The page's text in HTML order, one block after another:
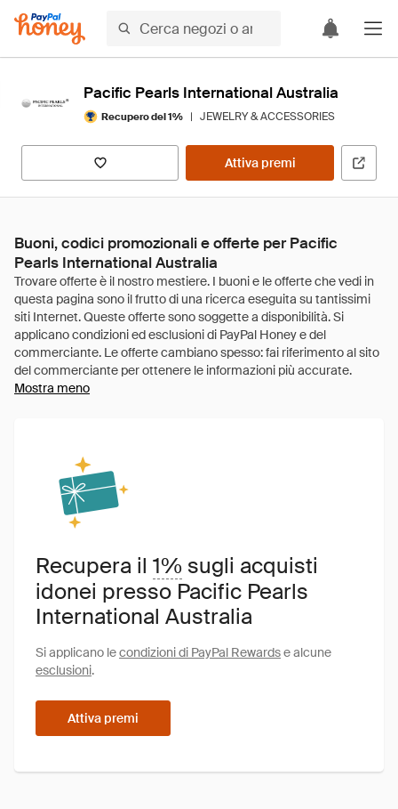
Pacific Pearls International Australia
Recupero del 1% | JEWELRY & ACCESSORIES
Attiva premi
Buoni, codici promozionali e offerte per Pacific
Pearls International Australia
Mostra meno
Recupera il 1% sugli acquisti
idonei presso Pacific Pearls
International Australia
Si applicano lecondizioni di PayPal Rewardse alcune
esclusioni.
Attiva premi